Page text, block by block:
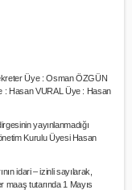
Üye : Osman ÖZGÜN
: Hasan VURAL Üye : Hasan
yayınlanmadığı
Kurulu Üyesi Hasan
idari – izinli sayılarak,
maaş tutarında 1 Mayıs